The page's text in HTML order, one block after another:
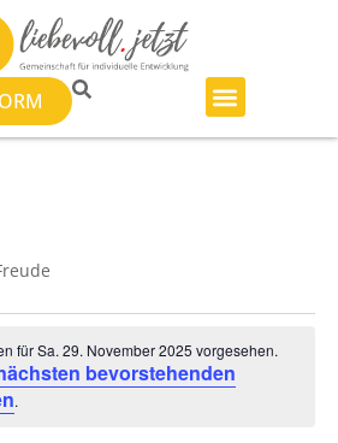
für Sa. 29. November 2025 vorgesehen.
bevorstehenden
.